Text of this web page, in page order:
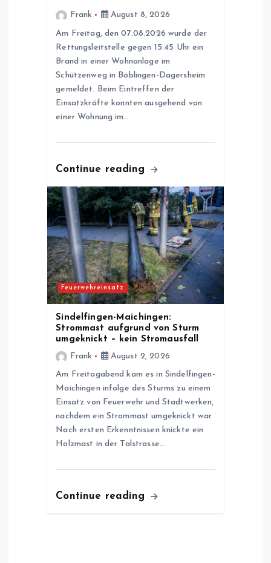
Frank
August 8, 2026
Am Freitag, den 07.08.2026 wurde der
Rettungsleitstelle gegen 15:45 Uhr ein
Brand in einer Wohnanlage im
Schützenweg in Böblingen-Dagersheim
gemeldet. Beim Eintreffen der
Einsatzkräfte konnten ausgehend von
einer Wohnung im…
Continue reading
Feuerwehreinsatz
Sindelfingen-Maichingen:
Strommast aufgrund von Sturm
umgeknickt – kein Stromausfall
Frank
August 2, 2026
Am Freitagabend kam es in Sindelfingen-
Maichingen infolge des Sturms zu einem
Einsatz von Feuerwehr und Stadtwerken,
nachdem ein Strommast umgeknickt war.
Nach ersten Erkenntnissen knickte ein
Holzmast in der Talstrasse…
Continue reading